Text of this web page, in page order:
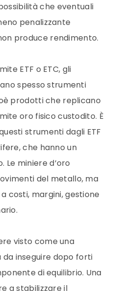
che eventuali
penalizzante
produce rendimento.
ETF o ETC, gli
spesso strumenti
prodotti che replicano
oro fisico custodito. È
strumenti dagli ETF
che hanno un
miniere d’oro
del metallo, ma
costi, margini, gestione
visto come una
inseguire dopo forti
di equilibrio. Una
a stabilizzare il